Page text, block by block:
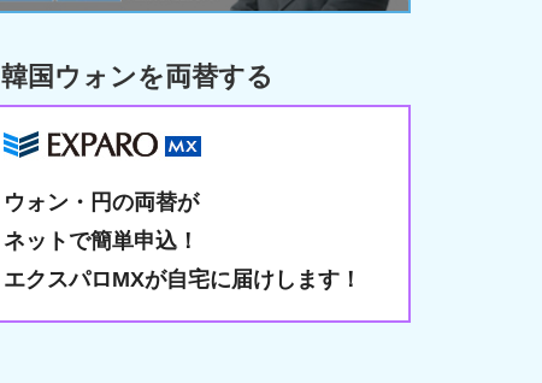
韓国ウォンを両替する
ウォン・円の両替が
ネットで簡単申込！
エクスパロMXが自宅に届けします！